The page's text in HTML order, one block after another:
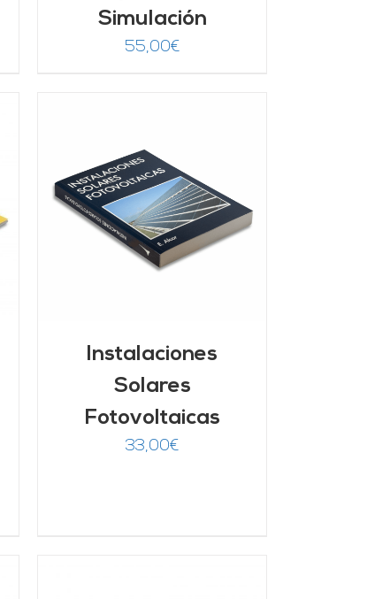
Simulación
55,00€
Instalaciones
Solares
Fotovoltaicas
33,00€